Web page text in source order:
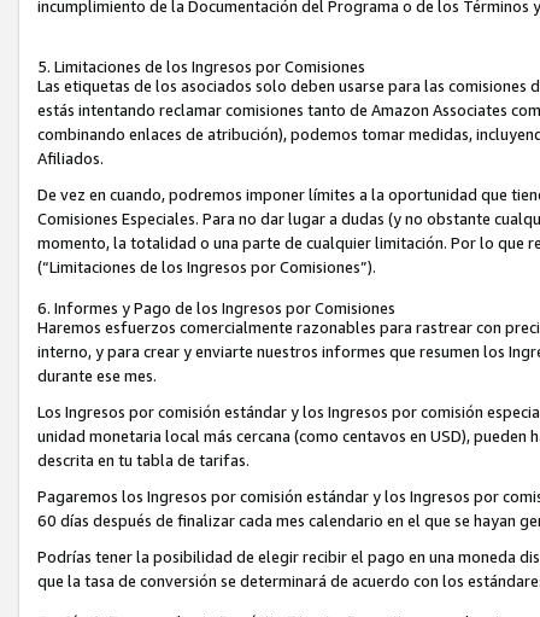
incumplimiento de la Documentación del Programa o de los Términos
5. Limitaciones de los Ingresos por Comisiones
Las etiquetas de los asociados solo deben usarse para las
estás intentando reclamar comisiones tanto de Amazon Associates
combinando enlaces de atribución), podemos tomar medidas,
Afiliados.
De vez en cuando, podremos imponer límites a la oportunidad que
Comisiones Especiales. Para no dar lugar a dudas (y no obstante
momento, la totalidad o una parte de cualquier limitación. Por lo que
(“Limitaciones de los Ingresos por Comisiones”).
6. Informes y Pago de los Ingresos por Comisiones
Haremos esfuerzos comercialmente razonables para rastrear con
interno, y para crear y enviarte nuestros informes que resumen los
durante ese mes.
Los Ingresos por comisión estándar y los Ingresos por comisión
unidad monetaria local más cercana (como centavos en USD),
descrita en tu tabla de tarifas.
Pagaremos los Ingresos por comisión estándar y los Ingresos por
60 días después de finalizar cada mes calendario en el que se hayan
Podrías tener la posibilidad de elegir recibir el pago en una moneda
que la tasa de conversión se determinará de acuerdo con los